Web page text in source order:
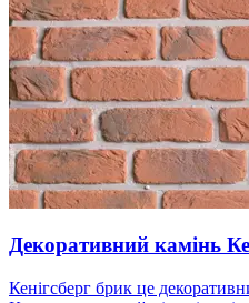
Декоративний камінь
Кенігсберг брик це